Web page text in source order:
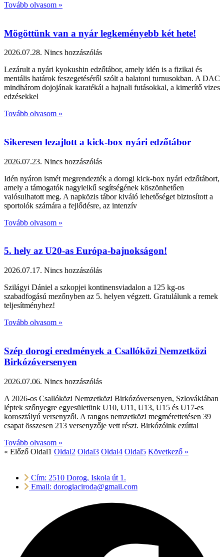
Tovább olvasom »
Mögöttünk van a nyár legkeményebb két hete!
2026.07.28. Nincs hozzászólás
Lezárult a nyári kyokushin edzőtábor, amely idén is a fizikai és
mentális határok feszegetéséről szólt a balatoni turnusokban. A DAC
mindhárom dojojának karatékái a hajnali futásokkal, a kimerítő vizes
edzésekkel
Tovább olvasom »
Sikeresen lezajlott a kick-box nyári edzőtábor
2026.07.23. Nincs hozzászólás
Idén nyáron ismét megrendezték a dorogi kick-box nyári edzőtábort,
amely a támogatók nagylelkű segítségének köszönhetően
valósulhatott meg. A napközis tábor kiváló lehetőséget biztosított a
sportolók számára a fejlődésre, az intenzív
Tovább olvasom »
5. hely az U20-as Európa-bajnokságon!
2026.07.17. Nincs hozzászólás
Szilágyi Dániel a szkopjei kontinensviadalon a 125 kg-os
szabadfogású mezőnyben az 5. helyen végzett. Gratulálunk a remek
teljesítményhez!
Tovább olvasom »
Szép dorogi eredmények a Csallóközi Nemzetközi
Birkózóversenyen
2026.07.06. Nincs hozzászólás
A 2026-os Csallóközi Nemzetközi Birkózóversenyen, Szlovákiában
léptek szőnyegre egyesületünk U10, U11, U13, U15 és U17-es
korosztályú versenyzői. A rangos nemzetközi megmérettetésen 39
csapat összesen 213 versenyzője vett részt. Birkózóink ezúttal
Tovább olvasom »
« Előző Oldal1 Oldal2 Oldal3 Oldal4 Oldal5 Következő »
Cím: 2510 Dorog, Iskola út 1.
Email: dorogiaciroda@gmail.com